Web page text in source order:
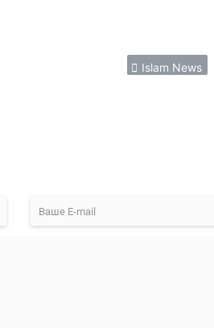
Islam News